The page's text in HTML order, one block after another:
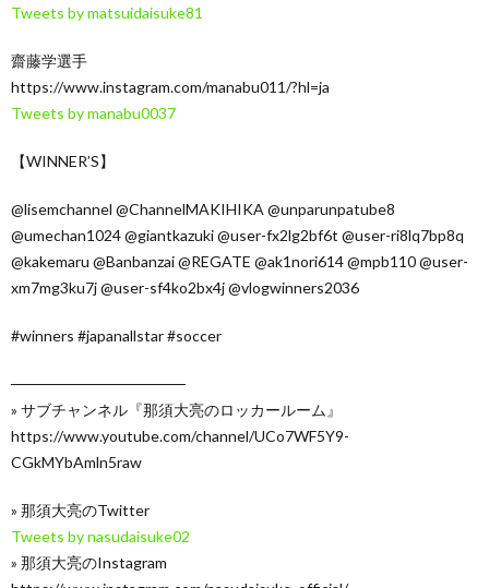
Tweets by matsuidaisuke81
齋藤学選手
https://www.instagram.com/manabu011/?hl=ja
Tweets by manabu0037
【WINNER’S】
@lisemchannel @ChannelMAKIHIKA @unparunpatube8
@umechan1024 @giantkazuki @user-fx2lg2bf6t @user-ri8lq7bp8q
@kakemaru @Banbanzai @REGATE @ak1nori614 @mpb110 @user-
xm7mg3ku7j @user-sf4ko2bx4j @vlogwinners2036
#winners #japanallstar #soccer
────────────────
» サブチャンネル『那須大亮のロッカールーム』
https://www.youtube.com/channel/UCo7WF5Y9-
CGkMYbAmln5raw
» 那須大亮のTwitter
Tweets by nasudaisuke02
» 那須大亮のInstagram